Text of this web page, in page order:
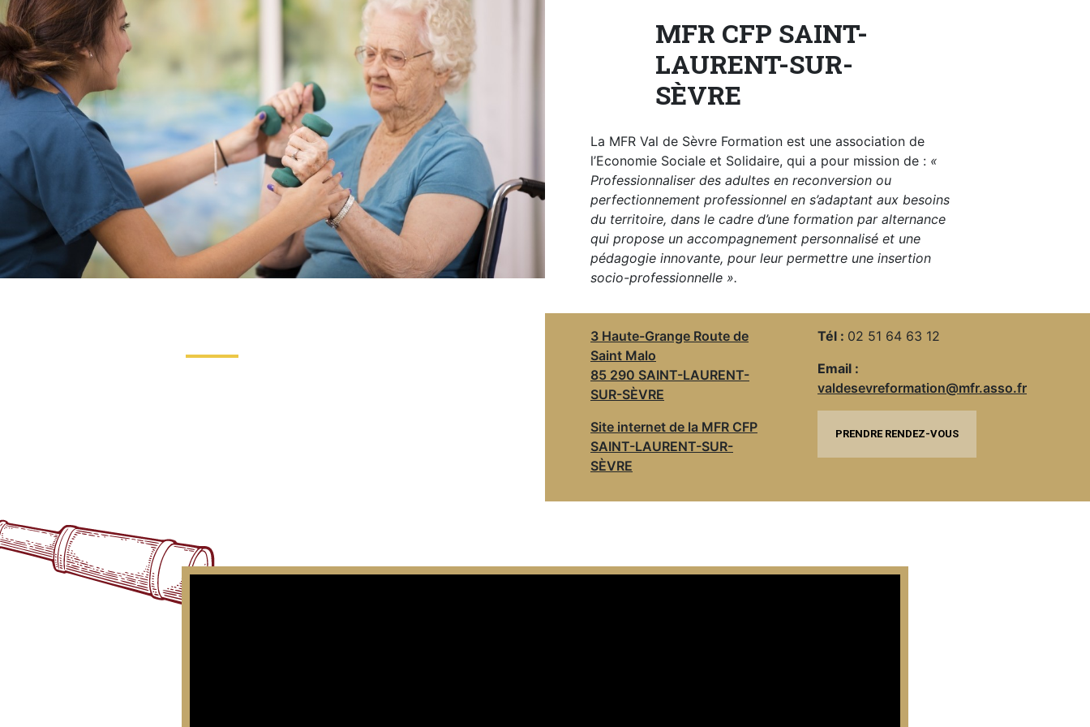
NOTRE
ACTUALITÉ
VENEZ
TRAVAILLER
EN
PRENDRE
RENDEZ-
VOUS
MFR CFP SAINT-
LAURENT-SUR-
SÈVRE
La MFR Val de Sèvre Formation est une association de
l’Economie Sociale et Solidaire, qui a pour mission de : «
Professionnaliser des adultes en reconversion ou
perfectionnement professionnel en s’adaptant aux besoins
du territoire, dans le cadre d’une formation par alternance
qui propose un accompagnement personnalisé et une
pédagogie innovante, pour leur permettre une insertion
socio-professionnelle ».
3 Haute-Grange Route de
Saint Malo
85 290 SAINT-LAURENT-
SUR-SÈVRE
Site internet de la MFR CFP
SAINT-LAURENT-SUR-
SÈVRE
Tél : 02 51 64 63 12
Email :
valdesevreformation@mfr.asso.fr
PRENDRE RENDEZ-VOUS